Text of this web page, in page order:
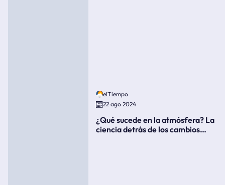
elTiempo
22 ago 2024
¿Qué sucede en la atmósfera? La
ciencia detrás de los cambios